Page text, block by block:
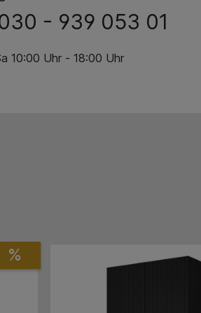
- 939 053 01
10:00 Uhr - 18:00 Uhr
%